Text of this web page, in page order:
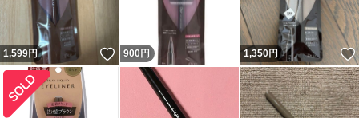
1,599円 いいね！
900 円 1,350円